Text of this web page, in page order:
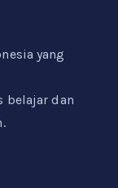
yang
belajar dan